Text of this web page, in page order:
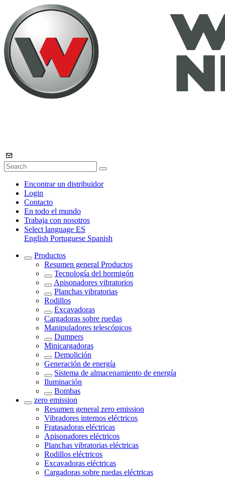
Encontrar un distribuidor
Login
Contacto
En todo el mundo
Trabaja con nosotros
Select language ES
English Portuguese Spanish
Productos
Resumen general Productos
Tecnología del hormigón
Apisonadores vibratorios
Planchas vibratorias
Rodillos
Excavadoras
Cargadoras sobre ruedas
Manipuladores telescópicos
Dumpers
Minicargadoras
Demolición
Generación de energía
Sistema de almacenamiento de energía
Iluminación
Bombas
zero emission
Resumen general zero emission
Vibradores internos eléctricos
Fratasadoras eléctricas
Apisonadores eléctricos
Planchas vibratorias eléctricas
Rodillos eléctricos
Excavadoras eléctricas
Cargadoras sobre ruedas eléctricas